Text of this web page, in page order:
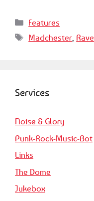
Kategorien
Features
Schlagwörter
Madchester, Rave
Services
Noise & Glory
Punk-Rock-Music-Bot
Links
The Dome
Jukebox